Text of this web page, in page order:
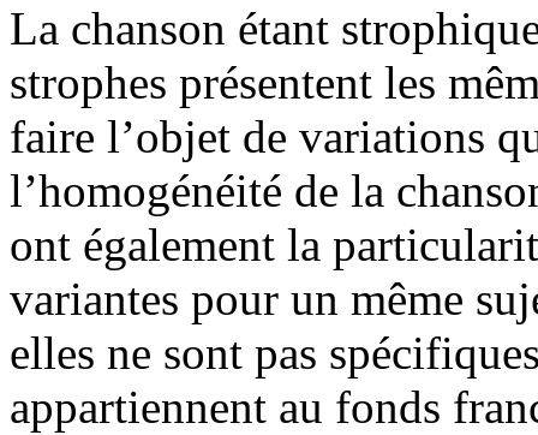
La chanson étant
strophes présentent les
faire l’objet de variations
l’homogénéité de la
ont également la
variantes pour un même
elles ne sont pas
appartiennent au fonds